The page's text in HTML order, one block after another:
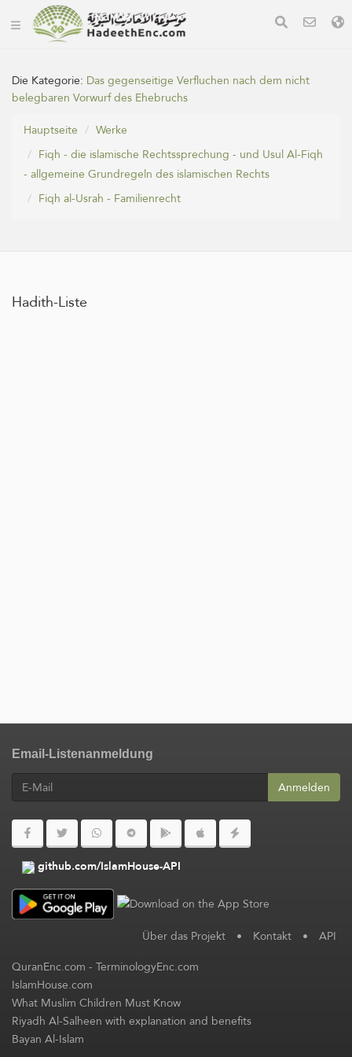
Die Kategorie: Das gegenseitige Verfluchen nach dem nicht
belegbaren Vorwurf des Ehebruchs
Hauptseite
Werke
Fiqh - die islamische Rechtssprechung - und Usul Al-Fiqh
- allgemeine Grundregeln des islamischen Rechts
Fiqh al-Usrah - Familienrecht
Hadith-Liste
Email-Listenanmeldung
Anmelden
github.com/IslamHouse-API
Über das Projekt • Kontakt • API
QuranEnc.com-TerminologyEnc.com
IslamHouse.com
What Muslim Children Must Know
Riyadh Al-Salheen with explanation and benefits
Bayan Al-Islam